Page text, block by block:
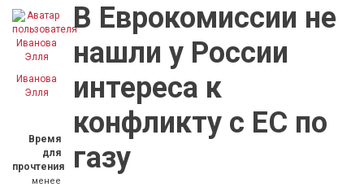
Иванова
Элля
Время
для
прочтения
менее
В Еврокомиссии не
нашли у России
интереса к
конфликту с ЕС по
газу